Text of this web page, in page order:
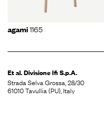
agami1165
Et al. DivisioneIfi S.p.A.
Strada Selva Grossa, 28/30
61010 Tavullia (PU), Italy